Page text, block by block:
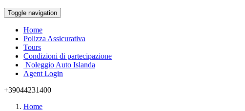
Toggle navigation
Home
Polizza Assicurativa
Tours
Condizioni di partecipazione
Noleggio Auto Islanda
Agent Login
+39044231400
Home